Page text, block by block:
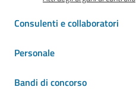
Consulenti e collaboratori
Personale
Bandi di concorso